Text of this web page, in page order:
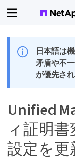
日本語は
矛盾や不
が優先され
Unified
ィ証明書
設定を更